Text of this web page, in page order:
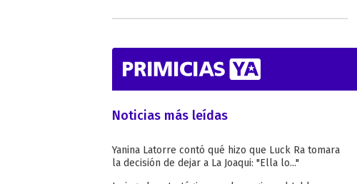
Noticias más leídas
Yanina Latorre contó qué hizo que Luck Ra tomara
la decisión de dejar a La Joaqui: "Ella lo..."